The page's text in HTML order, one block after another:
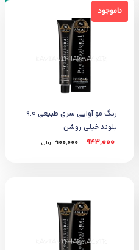
ناموجود
ناموجود
رنگ مو آوایی سری طبیعی 9.0
بلوند خیلی روشن
943,000
900,000 ﷼